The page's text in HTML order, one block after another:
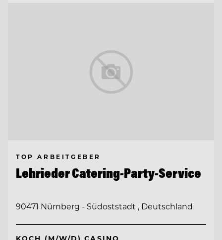
TOP ARBEITGEBER
Lehrieder Catering-Party-Service
90471 Nürnberg - Südoststadt , Deutschland